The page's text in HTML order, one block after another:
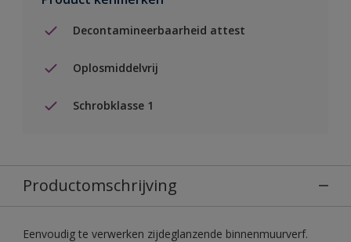
Decontamineerbaarheid attest
Oplosmiddelvrij
Schrobklasse 1
Productomschrijving
Eenvoudig te verwerken zijdeglanzende binnenmuurverf.